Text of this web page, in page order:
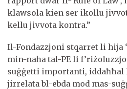
klawsola kien ser ikollu
kellu jivvota kontra.”
Il-Fondazzjoni stqarret li hija
min-naħa tal-PE li
suġġetti importanti, iddaħħal
jirrelata bl-ebda mod mas-